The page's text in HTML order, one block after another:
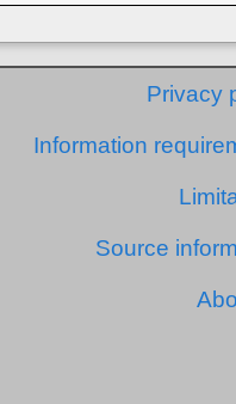
Privacy
Information
Source